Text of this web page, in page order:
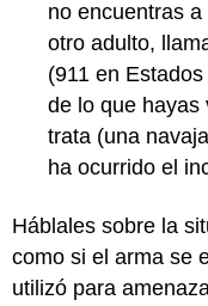
no encuentras
otro adulto,
(911 en
de lo que hayas
trata (una
ha ocurrido el
Háblales sobre la
como si el arma se
utilizó para